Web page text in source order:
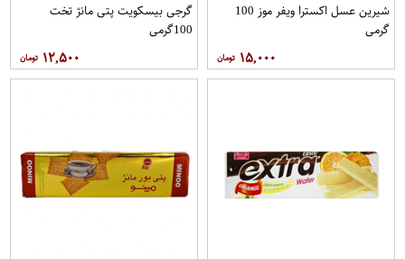
شیرین عسل اکسترا ویفر موز 100
گرمی
۱۵,۰۰۰
گرجی بیسکویت پتی مانژ تخت
100گرمی
۱۲,۵۰۰